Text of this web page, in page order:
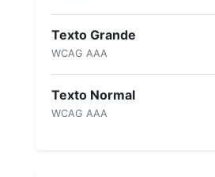
Texto Grande
WCAG AAA
Texto Normal
WCAG AAA